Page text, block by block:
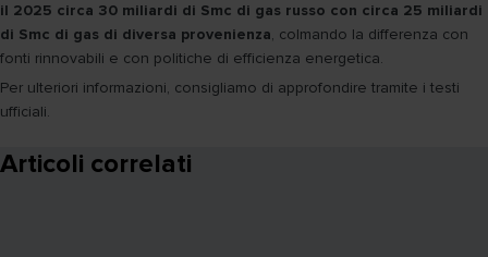
il 2025 circa 30 miliardi di Smc di gas russo con circa 25 miliardi
di Smc di gas di diversa provenienza, colmando la differenza con
fonti rinnovabili e con politiche di efficienza energetica.
Per ulteriori informazioni, consigliamo di approfondire tramite i testi
ufficiali.
Articoli correlati